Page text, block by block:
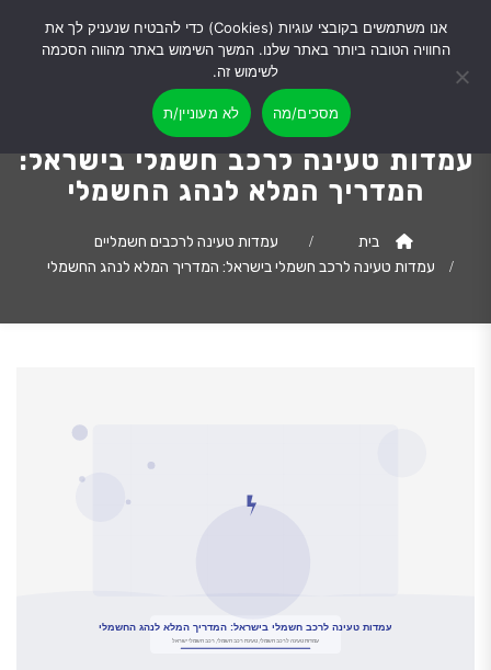
עמדות טעינה לרכב חשמלי בישראל:
המדריך המלא לנהג החשמלי
בית
עמדות טעינה לרכבים חשמליים
עמדות טעינה לרכב חשמלי בישראל: המדריך המלא לנהג החשמלי
אנו משתמשים בקובצי עוגיות (Cookies) כדי להבטיח שנעניק לך את
החוויה הטובה ביותר באתר שלנו. המשך השימוש באתר מהווה הסכמה
לשימוש זה.
מסכים/מה לא מעוניין/ת